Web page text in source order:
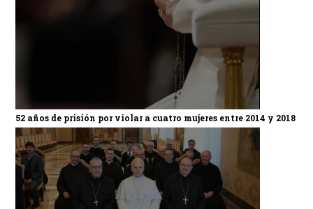
52 años de prisión por violar a cuatro mujeres entre 2014 y 2018